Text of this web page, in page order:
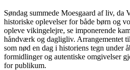
Søndag summede Moesgaard af liv, da
historiske oplevelser for både børn og
opleve vikingelejre, se imponerende
håndværk og dagligliv. Arrangementet
som nød en dag i historiens tegn under
formidlinger og autentiske omgivelser
for publikum.